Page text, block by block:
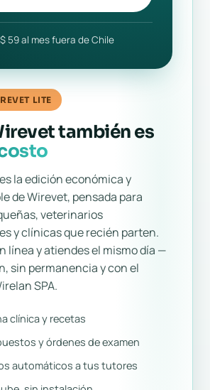
LITE
también es
es la edición económica y
de Wirevet, pensada para
veterinarios
y clínicas que recién parten.
línea y atiendes el mismo día —
sin permanencia y con el
SPA.
clínica y recetas
y órdenes de examen
automáticos a tus tutores
59 al mes fuera de Chile